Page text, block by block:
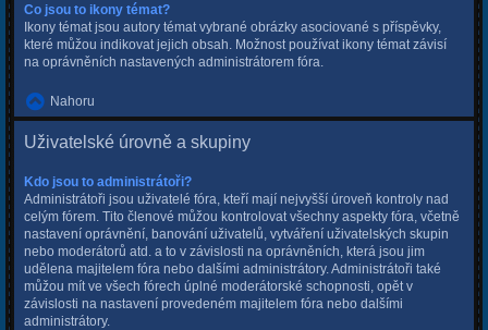
Co jsou to ikony témat?
Ikony témat jsou autory témat vybrané obrázky asociované s příspěvky,
které můžou indikovat jejich obsah. Možnost používat ikony témat závisí
na oprávněních nastavených administrátorem fóra.
Nahoru
Uživatelské úrovně a skupiny
Kdo jsou to administrátoři?
Administrátoři jsou uživatelé fóra, kteří mají nejvyšší úroveň kontroly nad
celým fórem. Tito členové můžou kontrolovat všechny aspekty fóra, včetně
nastavení oprávnění, banování uživatelů, vytváření uživatelských skupin
nebo moderátorů atd. a to v závislosti na oprávněních, která jsou jim
udělena majitelem fóra nebo dalšími administrátory. Administrátoři také
můžou mít ve všech fórech úplné moderátorské schopnosti, opět v
závislosti na nastavení provedeném majitelem fóra nebo dalšími
administrátory.